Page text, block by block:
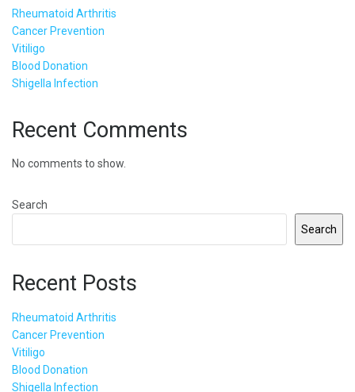
Rheumatoid Arthritis
Cancer Prevention
Vitiligo
Blood Donation
Shigella Infection
Recent Comments
No comments to show.
Search
Search
Recent Posts
Rheumatoid Arthritis
Cancer Prevention
Vitiligo
Blood Donation
Shigella Infection